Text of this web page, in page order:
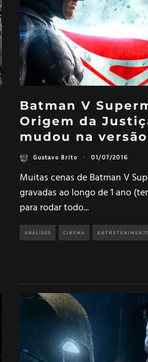
Batman V
Origem da
mudou na
Gustavo Brito · 01/07/2016
Muitas cenas de Batman V
gravadas ao longo de 1 ano
para rodar todo...
ANÁLISES CINEMA ENTRETENIMENTO